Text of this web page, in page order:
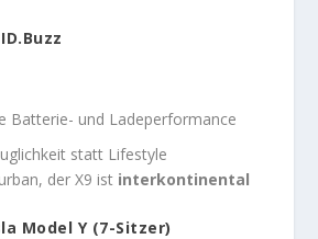
Batterie- und Ladeperformance
statt Lifestyle
der X9 ist interkontinental
Model Y (7-Sitzer)